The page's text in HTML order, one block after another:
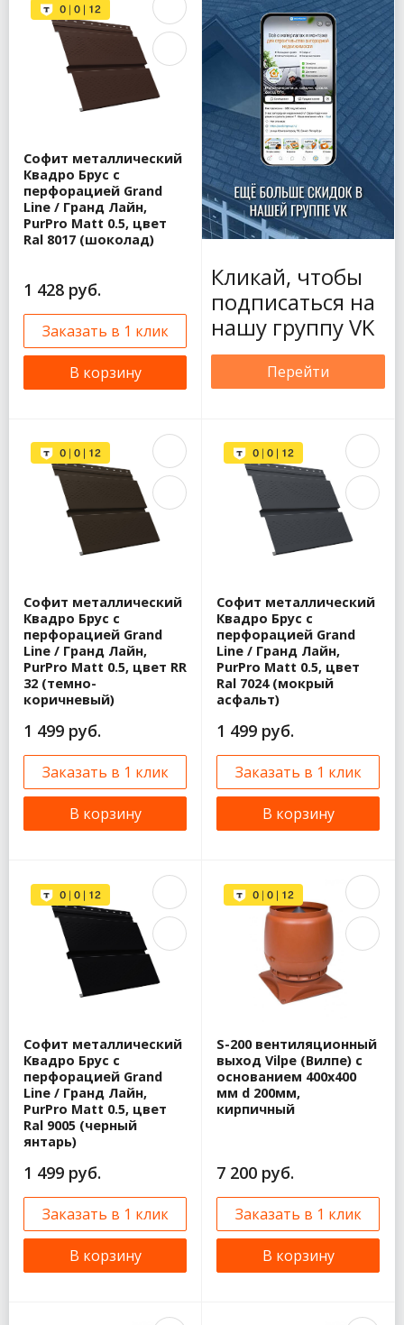
Софит металлический
Квадро Брус с
перфорацией Grand
Line / Гранд Лайн,
PurPro Matt 0.5, цвет
Ral 8017 (шоколад)
1 428 руб.
Заказать в 1 клик
В корзину
Кликай, чтобы
подписаться на
нашу группу VK
Перейти
Софит металлический
Квадро Брус с
перфорацией Grand
Line / Гранд Лайн,
PurPro Matt 0.5, цвет RR
32 (темно-
коричневый)
1 499 руб.
Заказать в 1 клик
В корзину
Софит металлический
Квадро Брус с
перфорацией Grand
Line / Гранд Лайн,
PurPro Matt 0.5, цвет
Ral 7024 (мокрый
асфальт)
1 499 руб.
Заказать в 1 клик
В корзину
Софит металлический
Квадро Брус с
перфорацией Grand
Line / Гранд Лайн,
PurPro Matt 0.5, цвет
Ral 9005 (черный
янтарь)
1 499 руб.
Заказать в 1 клик
В корзину
S-200 вентиляционный
выход Vilpe (Вилпе) с
основанием 400х400
мм d 200мм,
кирпичный
7 200 руб.
Заказать в 1 клик
В корзину